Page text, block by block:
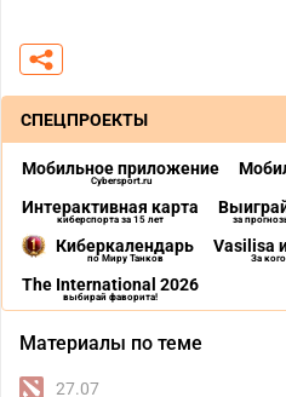
СПЕЦПРОЕКТЫ
Мобильное приложение
Cybersport.ru
Интерактивная карта
киберспорта за 15 лет за
Киберкалендарь
по Миру Танков
Vasilisa
За
The International 2026
выбирай фаворита!
Материалы по теме
27.07